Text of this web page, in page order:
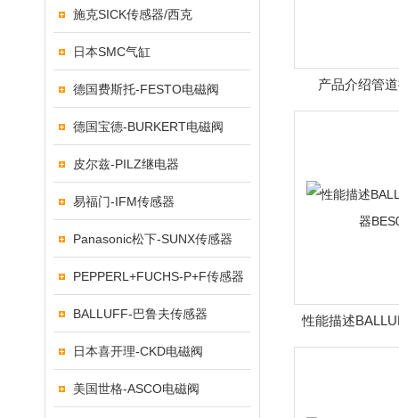
施克SICK传感器/西克
日本SMC气缸
德国费斯托-FESTO电磁阀
德国宝德-BURKERT电磁阀
皮尔兹-PILZ继电器
易福门-IFM传感器
Panasonic松下-SUNX传感器
PEPPERL+FUCHS-P+F传感器
BALLUFF-巴鲁夫传感器
日本喜开理-CKD电磁阀
美国世格-ASCO电磁阀
产品介绍管
性能描述